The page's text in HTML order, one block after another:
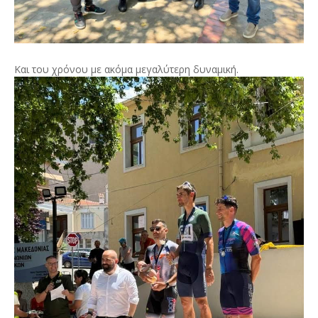
Και του χρόνου με ακόμα μεγαλύτερη δυναμική.